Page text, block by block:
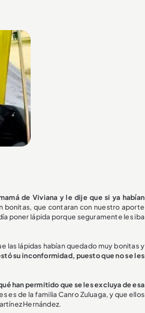
de Viviana y le dije que si ya habían
bonitas, que contaran con nuestro aporte
poner lápida porque seguramente les iba
las lápidas habían quedado muy bonitas y
su inconformidad, puesto que no se les
han permitido que se les excluya de esa
es de la familia Canro Zuluaga, y que ellos
Hernández.